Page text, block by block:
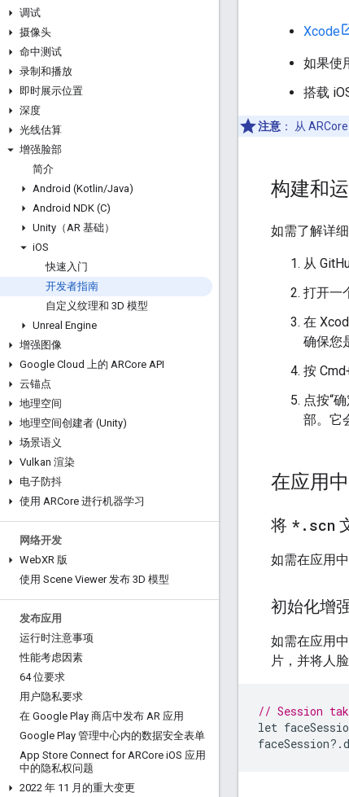
调试
摄像头
命中测试
录制和播放
即时展示位置
深度
光线估算
增强脸部
简介
Android (Kotlin/Java)
Android NDK (C)
Unity（AR 基础）
iOS
快速入门
开发者指南
自定义纹理和 3D 模型
Unreal Engine
增强图像
Google Cloud 上的 ARCore API
云锚点
地理空间
地理空间创建者 (Unity)
场景语义
Vulkan 渲染
电子防抖
使用 ARCore 进行机器学习
网络开发
WebXR 版
使用 Scene Viewer 发布 3D 模型
发布应用
运行时注意事项
性能考虑因素
64 位要求
用户隐私要求
在 Google Play 商店中发布 AR 应用
Google Play 管理中心内的数据安全表单
App Store Connect for ARCore iOS 应用
中的隐私权问题
2022 年 11 月的重大变更
Xcode
如果使
搭载
注意 ： 从
构建和
如需了解详
从
打开一
在
确保您
按
点按“
部。它
在应用
将 * . scn
如需在应用
初始化增
如需在应用
片，并将人
// Session
let
faceSession? .